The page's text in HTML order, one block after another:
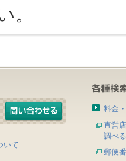
。
いて
料金
直営
調べる
郵便